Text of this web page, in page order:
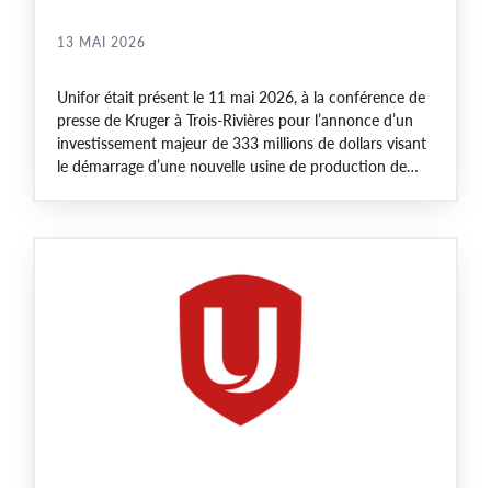
13 MAI 2026
Unifor était présent le 11 mai 2026, à la conférence de
presse de Kruger à Trois-Rivières pour l’annonce d’un
investissement majeur de 333 millions de dollars visant
le démarrage d’une nouvelle usine de production de
permanents et syndiqués en Mauricie, une région